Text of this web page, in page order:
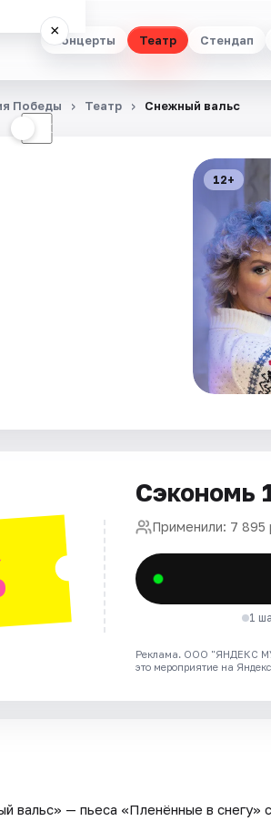
Концерты Театр Стендап
×
☾
Победы Театр Снежный вальс
12+
Сэкономь
Применили: 7 895
1
Реклама. ООО "ЯНДЕКС
это мероприятие на
вальс» — пьеса «Пленённые в снегу»